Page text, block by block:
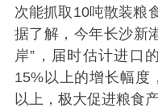
次能抓取10吨散装粮
据了解，今年长沙新
岸”，届时估计进口
15%以上的增长幅度
以上，极大促进粮食